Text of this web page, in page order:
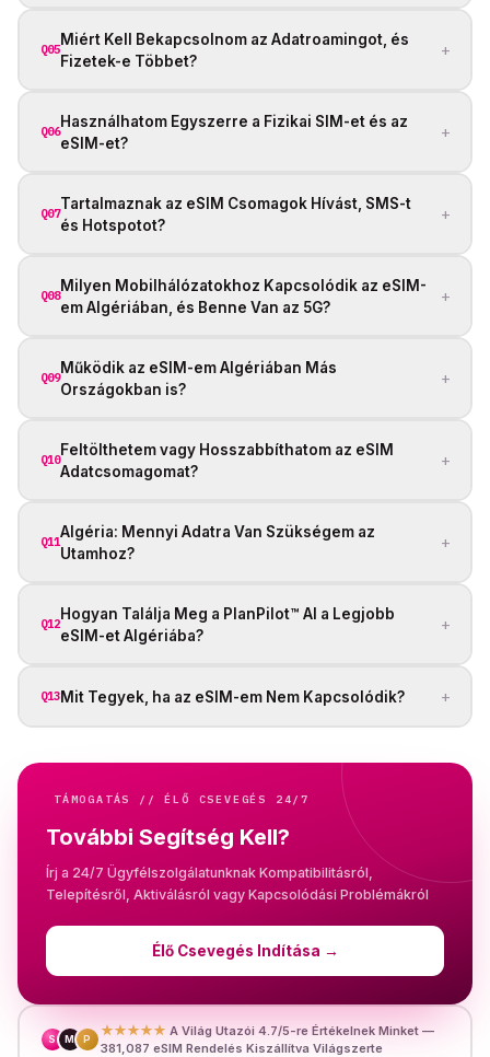
Q05
Miért Kell Bekapcsolnom az Adatroamingot, és
Fizetek-e Többet?
+
Q06
Használhatom Egyszerre a Fizikai SIM-et és az
eSIM-et?
+
Q07
Tartalmaznak az eSIM Csomagok Hívást, SMS-t
és Hotspotot?
+
Q08
Milyen Mobilhálózatokhoz Kapcsolódik az eSIM-
em Algériában, és Benne Van az 5G?
+
Q09
Működik az eSIM-em Algériában Más
Országokban is?
+
Q10
Feltölthetem vagy Hosszabbíthatom az eSIM
Adatcsomagomat?
+
Q11
Algéria: Mennyi Adatra Van Szükségem az
Utamhoz?
+
Q12
Hogyan Találja Meg a PlanPilot™ AI a Legjobb
eSIM-et Algériába?
+
Q13Mit Tegyek, ha az eSIM-em Nem Kapcsolódik? +
TÁMOGATÁS // ÉLŐ CSEVEGÉS 24/7
További Segítség Kell?
Írj a 24/7 Ügyfélszolgálatunknak Kompatibilitásról,
Telepítésről, Aktiválásról vagy Kapcsolódási Problémákról
Élő Csevegés Indítása →
S M P
★★★★★ A Világ Utazói 4.7/5-re Értékelnek Minket —
381,087 eSIM Rendelés Kiszállítva Világszerte